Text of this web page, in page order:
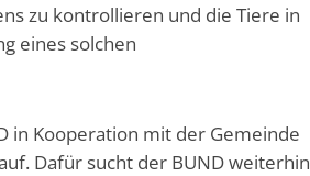
zu kontrollieren und die Tiere in
eines solchen
in Kooperation mit der Gemeinde
Dafür sucht der BUND weiterhin